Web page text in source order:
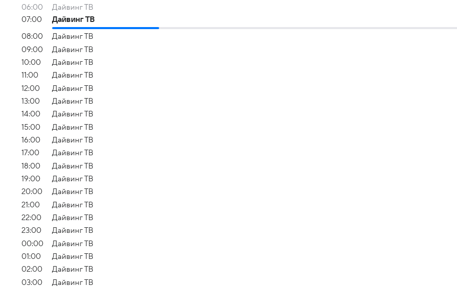
06:00
Дайвинг ТВ
07:00
Дайвинг ТВ
08:00
Дайвинг ТВ
09:00
Дайвинг ТВ
10:00
Дайвинг ТВ
11:00
Дайвинг ТВ
12:00
Дайвинг ТВ
13:00
Дайвинг ТВ
14:00
Дайвинг ТВ
15:00
Дайвинг ТВ
16:00
Дайвинг ТВ
17:00
Дайвинг ТВ
18:00
Дайвинг ТВ
19:00
Дайвинг ТВ
20:00
Дайвинг ТВ
21:00
Дайвинг ТВ
22:00
Дайвинг ТВ
23:00
Дайвинг ТВ
00:00
Дайвинг ТВ
01:00
Дайвинг ТВ
02:00
Дайвинг ТВ
03:00
Дайвинг ТВ